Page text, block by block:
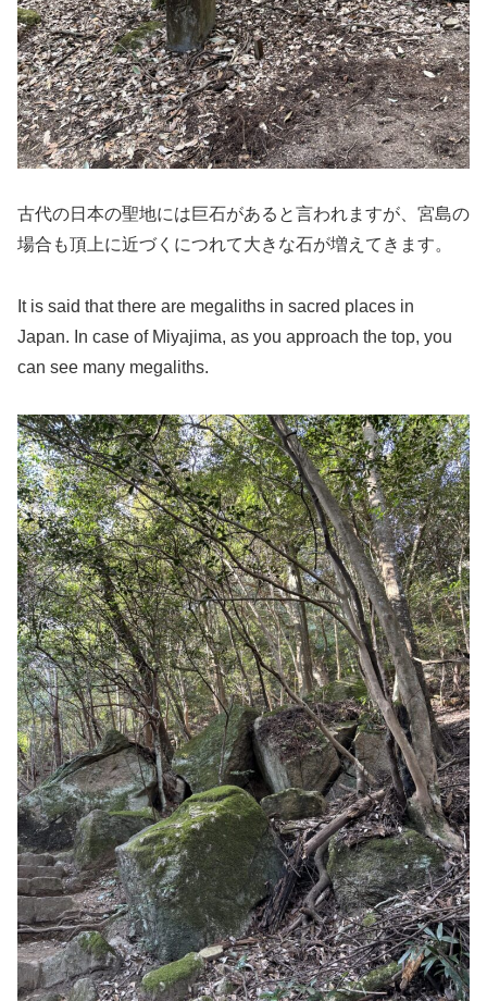
古代の日本の聖地には巨石があると言われますが、宮島の
場合も頂上に近づくにつれて大きな石が増えてきます。
It is said that there are megaliths in sacred places in
Japan. In case of Miyajima, as you approach the top, you
can see many megaliths.